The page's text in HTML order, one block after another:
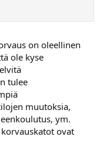
on oleellinen
ole kyse
tulee
muutoksia,
ym.
ovat